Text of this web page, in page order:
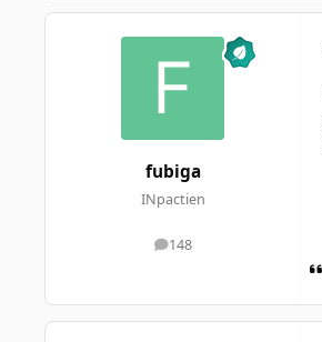
fubiga
INpactien
148
messages